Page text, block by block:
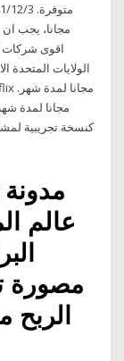
كنسخة تجريبية
عالم
مصورة
الربح